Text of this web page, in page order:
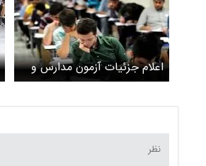
اعلام جزئیات آزمون مدارس و
تأثیر سوابق تحصیلی در کنکور